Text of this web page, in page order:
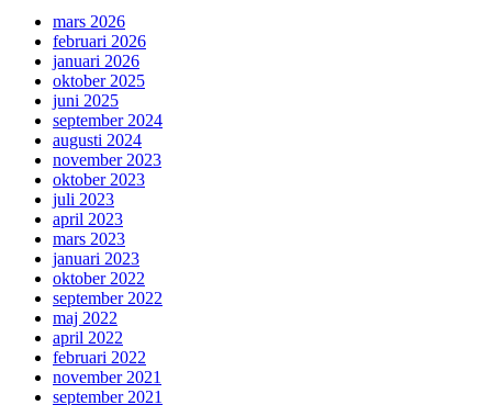
mars 2026
februari 2026
januari 2026
oktober 2025
juni 2025
september 2024
augusti 2024
november 2023
oktober 2023
juli 2023
april 2023
mars 2023
januari 2023
oktober 2022
september 2022
maj 2022
april 2022
februari 2022
november 2021
september 2021